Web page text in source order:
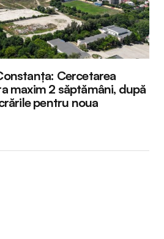
Cercetarea
maxim 2 săptămâni, după
pentru noua